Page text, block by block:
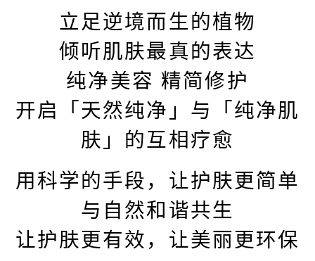
立足逆境而生的植物
倾听肌肤最真的表达
纯净美容 精简修护
开启「天然纯净」与「纯净肌
肤」的互相疗愈
用科学的手段，让护肤更简单
与自然和谐共生
让护肤更有效，让美丽更环保